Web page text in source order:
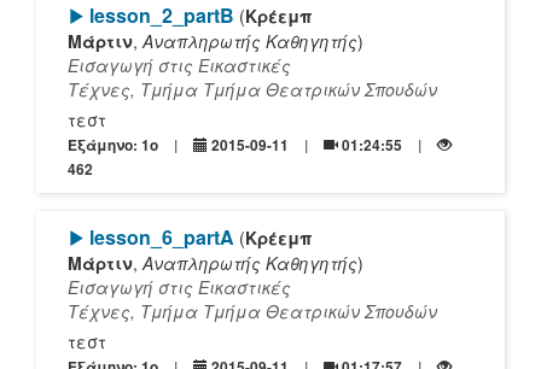
[Play]
lesson_2_partΒ (Κρέεμπ
Μάρτιν,Αναπληρωτής Καθηγητής)
Εισαγωγή στις Εικαστικές
Τέχνες, Τμήμα Τμήμα Θεατρικών Σπουδών
τεστ
Εξάμηνο: 1o 2015-09-11
01:24:55
462
[Play]
lesson_6_partΑ (Κρέεμπ
Μάρτιν,Αναπληρωτής Καθηγητής)
Εισαγωγή στις Εικαστικές
Τέχνες, Τμήμα Τμήμα Θεατρικών Σπουδών
τεστ